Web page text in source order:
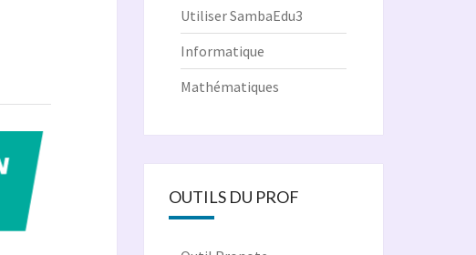
Utiliser SambaEdu3
Informatique
Mathématiques
OUTILS DU PROF